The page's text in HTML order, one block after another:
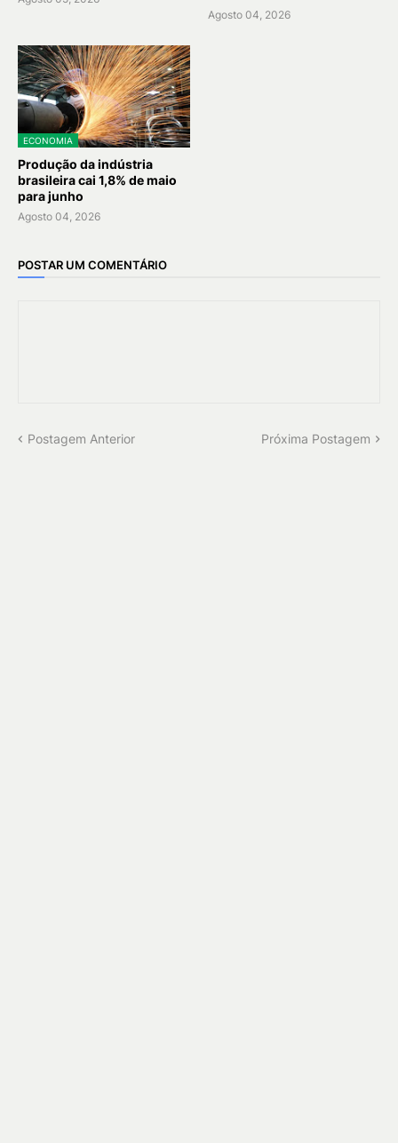
Agosto 04, 2026
ECONOMIA
Produção da indústria
brasileira cai 1,8% de maio
para junho
Agosto 04, 2026
POSTAR UM COMENTÁRIO
Postagem Anterior Próxima Postagem